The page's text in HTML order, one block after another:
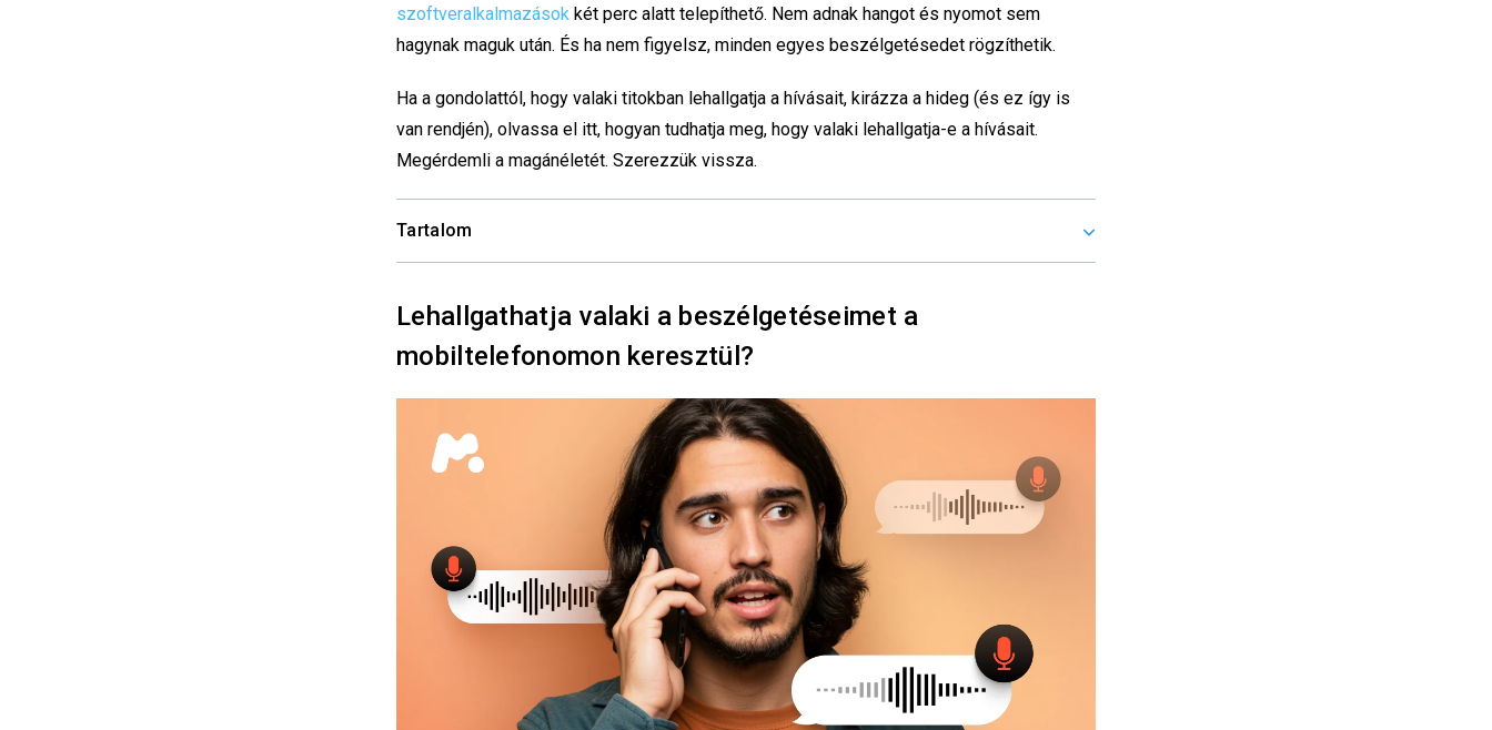
szoftveralkalmazások két perc alatt telepíthető. Nem adnak hangot és nyomot sem
hagynak maguk után. És ha nem figyelsz, minden egyes beszélgetésedet rögzíthetik.
Ha a gondolattól, hogy valaki titokban lehallgatja a hívásait, kirázza a hideg (és ez így is
van rendjén), olvassa el itt, hogyan tudhatja meg, hogy valaki lehallgatja-e a hívásait.
Megérdemli a magánéletét. Szerezzük vissza.
Tartalom
Lehallgathatja valaki a beszélgetéseimet a
mobiltelefonomon keresztül?